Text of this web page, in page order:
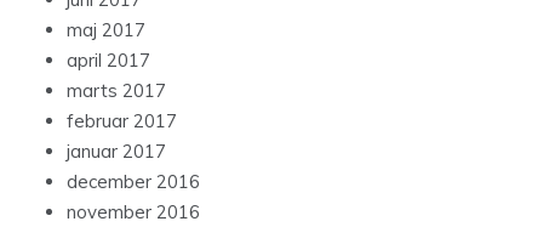
maj 2017
april 2017
marts 2017
februar 2017
januar 2017
december 2016
november 2016